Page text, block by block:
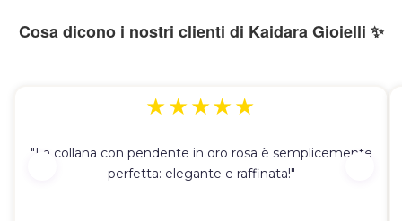
Cosa dicono i nostri clienti di Kaidara Gioielli ✨
★★★★★
"La collana con pendente in oro rosa è semplicemente
perfetta: elegante e raffinata!"